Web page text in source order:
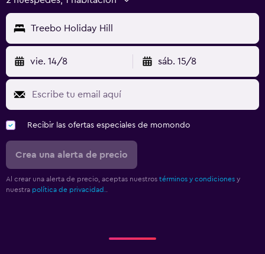
Treebo Holiday Hill
vie. 14/8 sáb. 15/8
Recibir las ofertas especiales de momondo
Crea una alerta de precio
Al crear una alerta de precio, aceptas nuestros términos y condiciones y
nuestra política de privacidad.